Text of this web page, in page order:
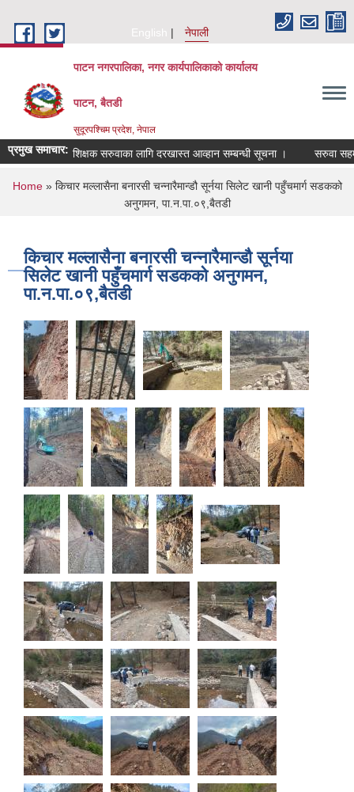
English
नेपाली
पाटन नगरपालिका, नगर कार्यपालिकाको कार्यालय
पाटन, बैतडी
सुदूरपश्चिम प्रदेश, नेपाल
प्रमुख समाचार:शिक्षक सरुवाका लागि दरखास्त आव्हान सम्बन्धी सूचना । सरुवा
You are here
Home» किचार मल्लासैना बनारसी चन्‍नारैमान्डौ सूर्नया सिलेट खानी पहुँचमार्ग सडकको
अनुगमन, पा.न.पा.०९,बैतडी
किचार मल्लासैना बनारसी चन्‍नारैमान्डौ सूर्नया
सिलेट खानी पहुँचमार्ग सडकको अनुगमन,
पा.न.पा.०९,बैतडी